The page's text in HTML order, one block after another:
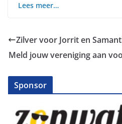
Lees meer…
Zilver voor Jorrit en
Meld jouw vereniging aan
Sponsor